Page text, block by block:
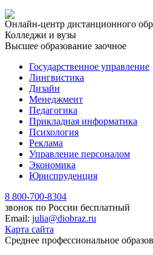
Онлайн-центр дистанционного
Колледжи и вузы
Высшее образование заочное
Государственное управление
Лингвистика
Дизайн
Менеджмент
Педагогика
Прикладная информатика
Психология
Реклама
Управление персоналом
Экономика
Юриспруденция
8 800-700-8304
звонок по России бесплатный
Email: julia@diobraz.ru
Карта сайта
Среднее профессиональное